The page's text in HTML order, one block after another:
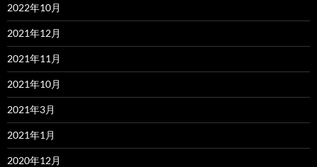
2022年10月
2021年12月
2021年11月
2021年10月
2021年3月
2021年1月
2020年12月